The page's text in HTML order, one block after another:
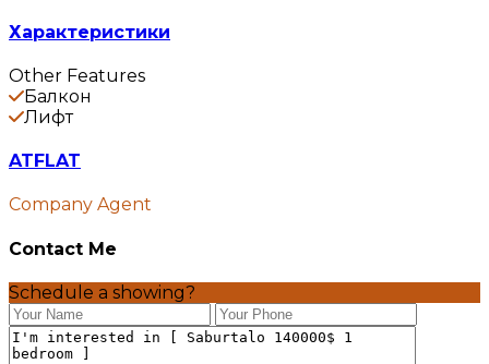
Характеристики
Other Features
Балкон
Лифт
ATFLAT
Company Agent
Contact Me
Schedule a showing?